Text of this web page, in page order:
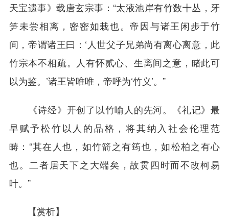
天宝遗事》载唐玄宗事：“太液池岸有竹数十丛，牙
笋未尝相离，密密如栽也。帝因与诸王闲步于竹
间，帝谓诸王曰：‘人世父子兄弟尚有离心离意，此
竹宗本不相疏。人有怀贰心、生离间之意，睹此可
以为鉴。’诸王皆唯唯，帝呼为‘竹义’。”
《诗经》开创了以竹喻人的先河。《礼记》最
早赋予松竹以人的品格，将其纳入社会伦理范
畴：“其在人也，如竹箭之有筠也，如松柏之有心
也。二者居天下之大端矣，故贯四时而不改柯易
叶。”
【赏析】